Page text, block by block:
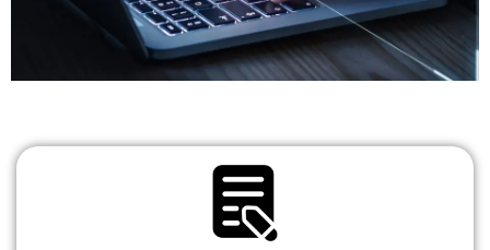
design
(programación
segura)